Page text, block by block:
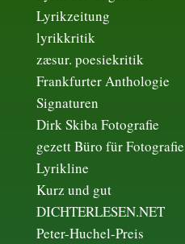
Lyrikzeitung
lyrikkritik
zæsur. poesiekritik
Frankfurter Anthologie
Signaturen
Dirk Skiba Fotografie
gezett Büro für Fotografie
Lyrikline
Kurz und gut
DICHTERLESEN.NET
Peter-Huchel-Preis